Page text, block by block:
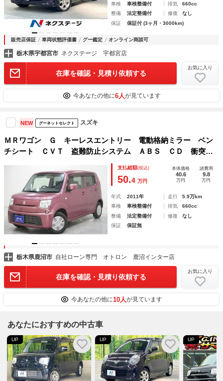
車検
車検整備付 排気
660cc
整備
法定整備付 修復
なし
保証
保証付 (3ヶ月・3000km)
販売店保証 車両状態評価書 グー鑑定 オンライン商談可
栃木県宇都宮市 ネクステージ 宇都宮店
在庫を確認・見積り依頼する
お気に入り
今あなたの他に6人が見ています
NEW グーネットセレクト スズキ
ＭＲワゴン Ｇ キーレスエントリー 電動格納ミラー ベン
チシート ＣＶＴ 盗難防止システム ＡＢＳ ＣＤ 衝突安
全ボディ エアコン パワーステアリング パワーウィンドウ
支払総額(税込)
50.4 万円
本体価格
40.6
万円
諸費用
9.8
万円
年式 2011年 走行
5.9万km
車検
車検整備付 排気
660cc
整備
法定整備付 修復
なし
保証
保証無
栃木県鹿沼市 自社ローン専門 オトロン 鹿沼インター店
在庫を確認・見積り依頼する
お気に入り
今あなたの他に10人が見ています
あなたにおすすめの中古車
UP UP UP